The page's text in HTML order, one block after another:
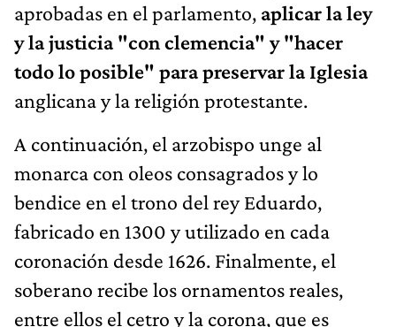
aprobadas en el parlamento, aplicar la ley
y la justicia "con clemencia" y "hacer
todo lo posible" para preservar la Iglesia
anglicana y la religión protestante.
A continuación, el arzobispo unge al
monarca con oleos consagrados y lo
bendice en el trono del rey Eduardo,
fabricado en 1300 y utilizado en cada
coronación desde 1626. Finalmente, el
soberano recibe los ornamentos reales,
entre ellos el cetro y la corona, que es